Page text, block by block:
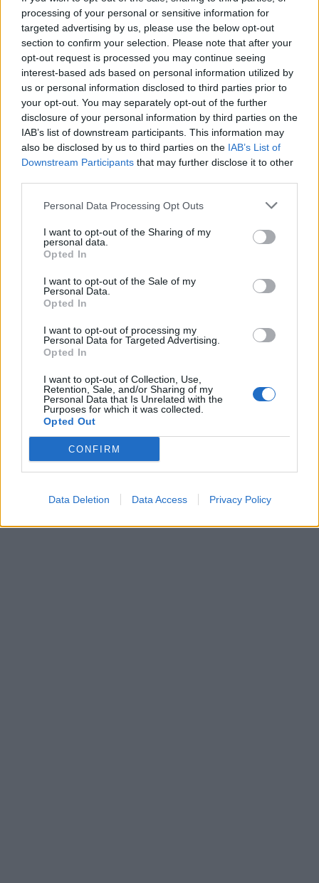
processing of your personal or sensitive information for
targeted advertising by us, please use the below opt-out
section to confirm your selection. Please note that after your
opt-out request is processed you may continue seeing
interest-based ads based on personal information utilized by
us or personal information disclosed to third parties prior to
your opt-out. You may separately opt-out of the further
disclosure of your personal information by third parties on the
IAB’s list of downstream participants. This information may
also be disclosed by us to third parties on the IAB’s List of
Downstream Participants that may further disclose it to other
Personal Data Processing Opt Outs
I want to opt-out of the Sharing of my
personal data.
Opted In
I want to opt-out of the Sale of my
Personal Data.
Opted In
I want to opt-out of processing my
Personal Data for Targeted Advertising.
Opted In
I want to opt-out of Collection, Use,
Retention, Sale, and/or Sharing of my
Personal Data that Is Unrelated with the
Purposes for which it was collected.
Opted Out
CONFIRM
Data Deletion Data Access Privacy Policy